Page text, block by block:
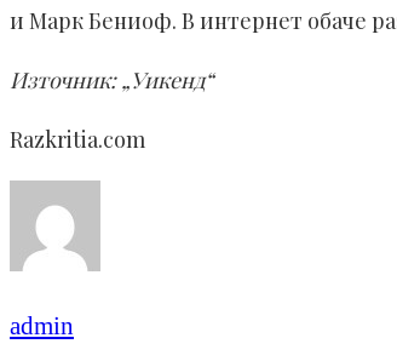
и Марк Бениоф. В интернет обаче
Източник: „Уикенд“
Razkritia.com
admin